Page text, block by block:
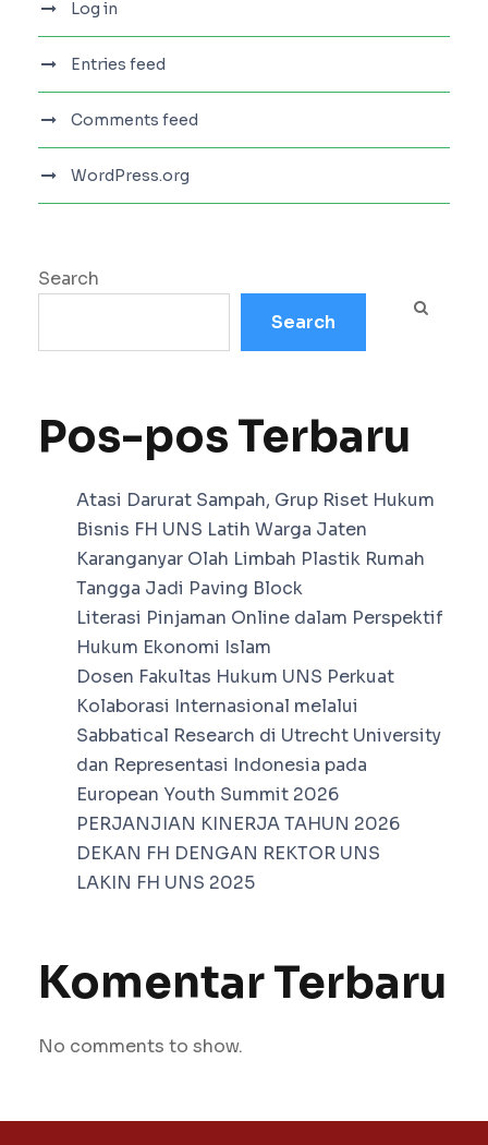
Log in
Entries feed
Comments feed
WordPress.org
Search
Search
Pos-pos Terbaru
Atasi Darurat Sampah, Grup Riset Hukum
Bisnis FH UNS Latih Warga Jaten
Karanganyar Olah Limbah Plastik Rumah
Tangga Jadi Paving Block
Literasi Pinjaman Online dalam Perspektif
Hukum Ekonomi Islam
Dosen Fakultas Hukum UNS Perkuat
Kolaborasi Internasional melalui
Sabbatical Research di Utrecht University
dan Representasi Indonesia pada
European Youth Summit 2026
PERJANJIAN KINERJA TAHUN 2026
DEKAN FH DENGAN REKTOR UNS
LAKIN FH UNS 2025
Komentar Terbaru
No comments to show.